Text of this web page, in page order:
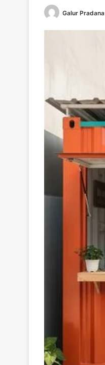
Galur Pradana